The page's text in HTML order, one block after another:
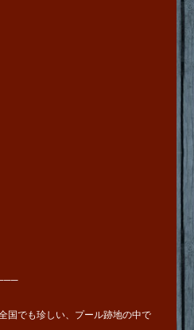
国でも珍しい、プール跡地の中で